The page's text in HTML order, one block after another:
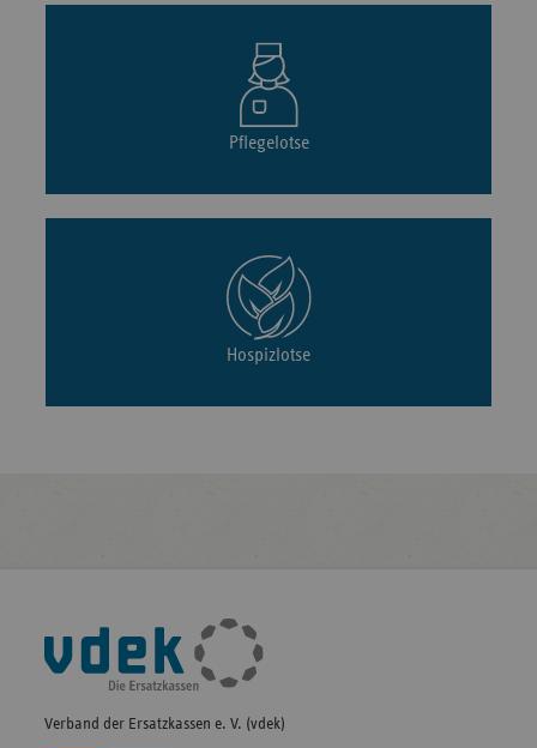
Pflegelotse
Hospizlotse
Fußleisten-
Navigation
Verband der Ersatzkassen e. V. (vdek)